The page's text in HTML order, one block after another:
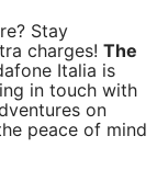
Stay
charges! The
Italia is
in touch with
on
peace of mind